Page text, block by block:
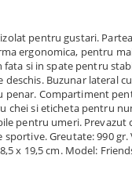
pentru gustari.
ergonomica, pentru
si in spate pentru
deschis. Buzunar lateral
penar. Compartiment
chei si eticheta pentru
pentru umeri. Prevazut
Greutate: 990 gr.
x 19,5 cm. Model: